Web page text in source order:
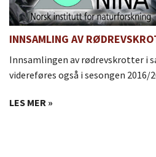
INNSAMLING AV
Innsamlingen av rødrevskrotter i
videreføres også i sesongen 2016/
LES MER »